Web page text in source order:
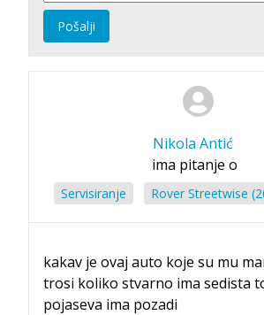
Pošalji
Nikola Antić
ima pitanje o
Servisiranje Rover Streetwise
kakav je ovaj auto koje su mu
trosi koliko stvarno ima sedista
pojaseva ima pozadi